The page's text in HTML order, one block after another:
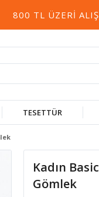
800 TL ÜZERI
TESETTÜR
Kadın
Gömlek